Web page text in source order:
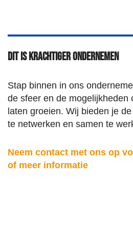
Dit is Krachtiger Ondernemen
Stap binnen in ons
de sfeer en de mogelijkheden
laten groeien. Wij bieden je
te netwerken en samen te
Neem contact met ons op
of meer informatie